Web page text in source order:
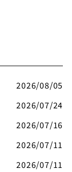
2026/08/05
2026/07/24
2026/07/16
2026/07/11
2026/07/11